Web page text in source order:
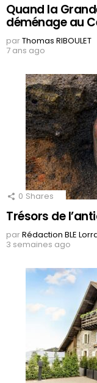
Quand la
déménage au
parThomas RIBOULET
7 ans ago
0 Shares
Trésors de
parRédaction BLE
3 semaines ago